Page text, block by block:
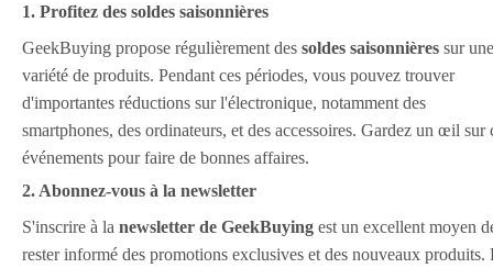
1. Profitez des soldes saisonnières
GeekBuying propose régulièrement des soldes saisonnières sur une
variété de produits. Pendant ces périodes, vous pouvez trouver
d'importantes réductions sur l'électronique, notamment des
smartphones, des ordinateurs, et des accessoires. Gardez un œil sur
événements pour faire de bonnes affaires.
2. Abonnez-vous à la newsletter
S'inscrire à la newsletter de GeekBuying est un excellent moyen
rester informé des promotions exclusives et des nouveaux produits.